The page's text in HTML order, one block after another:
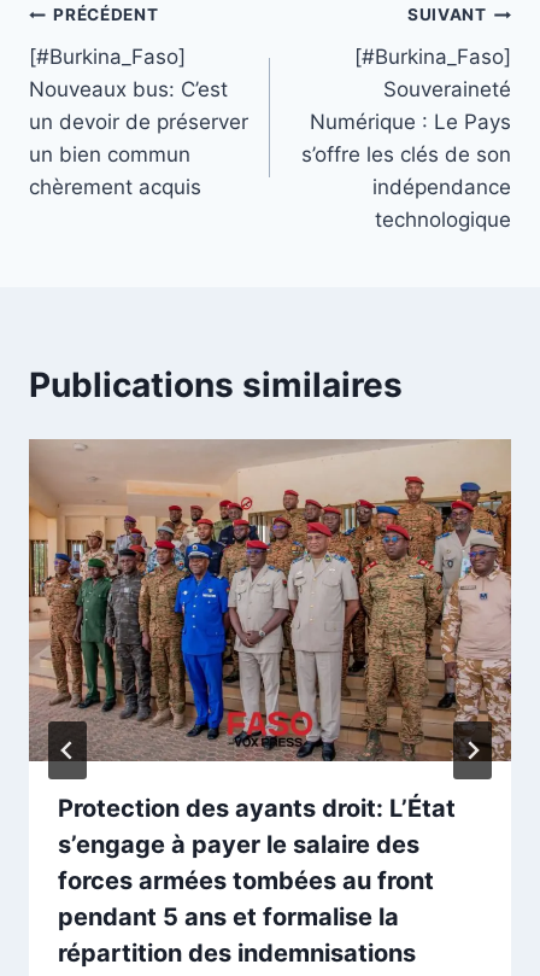
Navigation
de
l’article
PRÉCÉDENT
[#Burkina_Faso]
Nouveaux bus: C’est
un devoir de préserver
un bien commun
chèrement acquis
SUIVANT
[#Burkina_Faso]
Souveraineté
Numérique : Le Pays
s’offre les clés de son
indépendance
technologique
Publications similaires
Protection des ayants droit: L’État
s’engage à payer le salaire des
forces armées tombées au front
pendant 5 ans et formalise la
répartition des indemnisations